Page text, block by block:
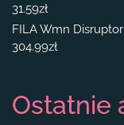
31.59zł
FILA Wmn Disruptor
304.99zł
Ostatnie